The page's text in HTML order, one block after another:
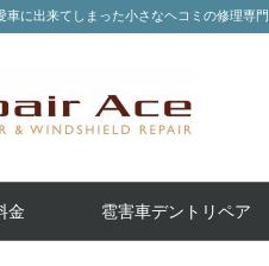
に出来てしまった小さなヘコミの修理専
金 雹害車デントリペア